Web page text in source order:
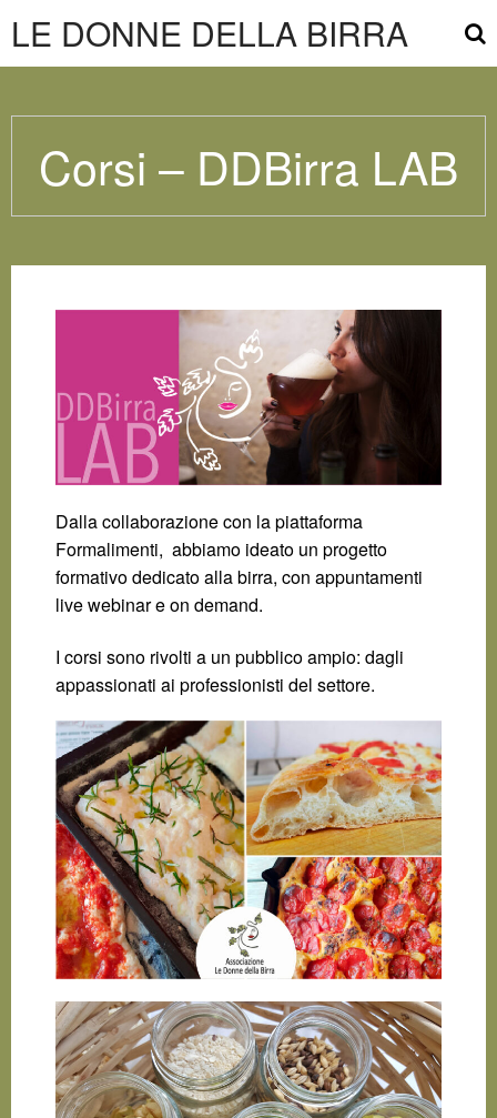
LE DONNE DELLA BIRRA
Corsi – DDBirra LAB
Dalla collaborazione con la piattaforma
Formalimenti, abbiamo ideato un progetto
formativo dedicato alla birra, con appuntamenti
live webinar e on demand.
I corsi sono rivolti a un pubblico ampio: dagli
appassionati ai professionisti del settore.